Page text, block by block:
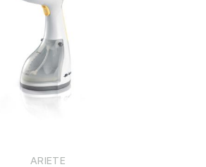
ARIETE